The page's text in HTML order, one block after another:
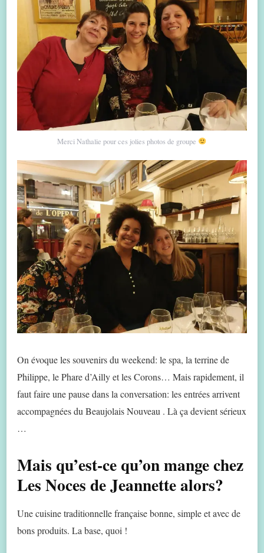
Merci Nathalie pour ces jolies photos de groupe
On évoque les souvenirs du weekend: le spa, la terrine de
Philippe, le Phare d’Ailly et les Corons… Mais rapidement, il
faut faire une pause dans la conversation: les entrées arrivent
accompagnées du Beaujolais Nouveau . Là ça devient sérieux
…
Mais qu’est-ce qu’on mange chez
Les Noces de Jeannette alors?
Une cuisine traditionnelle française bonne, simple et avec de
bons produits. La base, quoi !